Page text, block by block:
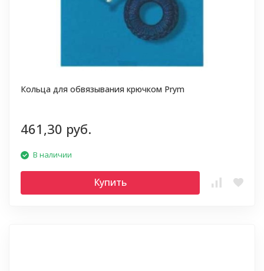
Кольца для обвязывания крючком Prym
461,30 руб.
В наличии
Купить